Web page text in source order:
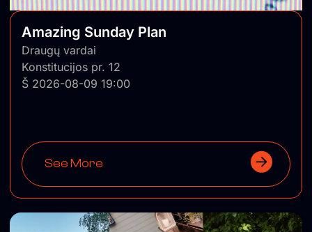
Amazing Sunday Plan
Draugų vardai
Konstitucijos pr. 12
Š 2026-08-09 19:00
See More